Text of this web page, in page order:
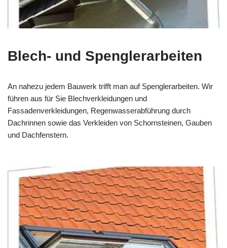
Blech- und Spenglerarbeiten
An nahezu jedem Bauwerk trifft man auf Spenglerarbeiten. Wir
führen aus für Sie Blechverkleidungen und
Fassadenverkleidungen, Regenwasserabführung durch
Dachrinnen sowie das Verkleiden von Schornsteinen, Gauben
und Dachfenstern.